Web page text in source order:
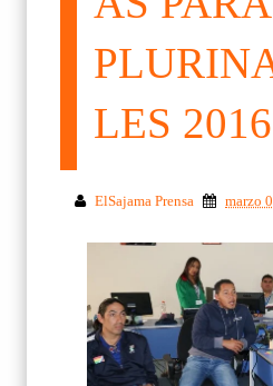
LES 2016
ElSajama Prensa marzo